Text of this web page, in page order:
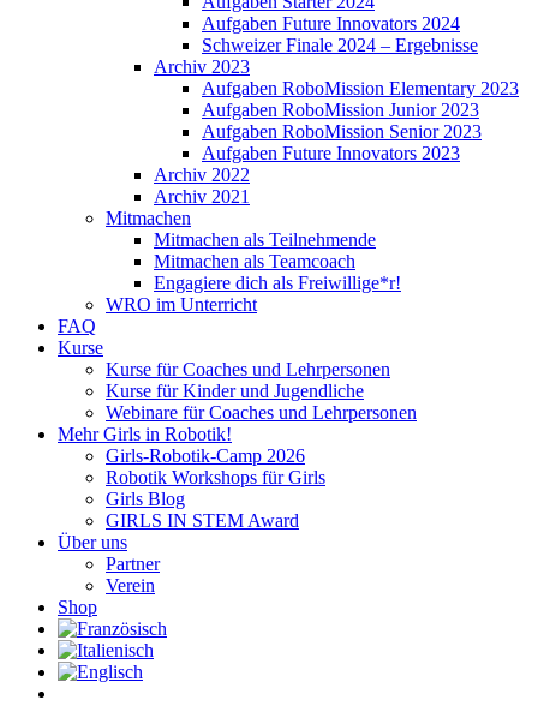
Aufgaben Future Innovators 2024
Schweizer Finale 2024 – Ergebnisse
Archiv 2023
Aufgaben RoboMission Elementary 2023
Aufgaben RoboMission Junior 2023
Aufgaben RoboMission Senior 2023
Aufgaben Future Innovators 2023
Archiv 2022
Archiv 2021
Mitmachen
Mitmachen als Teilnehmende
Mitmachen als Teamcoach
Engagiere dich als Freiwillige*r!
WRO im Unterricht
FAQ
Kurse
Kurse für Coaches und Lehrpersonen
Kurse für Kinder und Jugendliche
Webinare für Coaches und Lehrpersonen
Mehr Girls in Robotik!
Girls-Robotik-Camp 2026
Robotik Workshops für Girls
Girls Blog
GIRLS IN STEM Award
Über uns
Partner
Verein
Shop